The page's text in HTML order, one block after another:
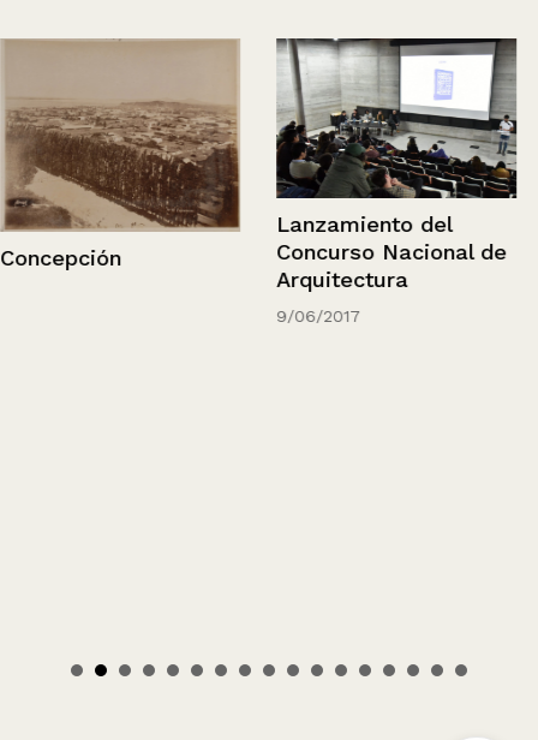
Concepción
Lanzamiento del
Concurso Nacional de
Arquitectura
9/06/2017